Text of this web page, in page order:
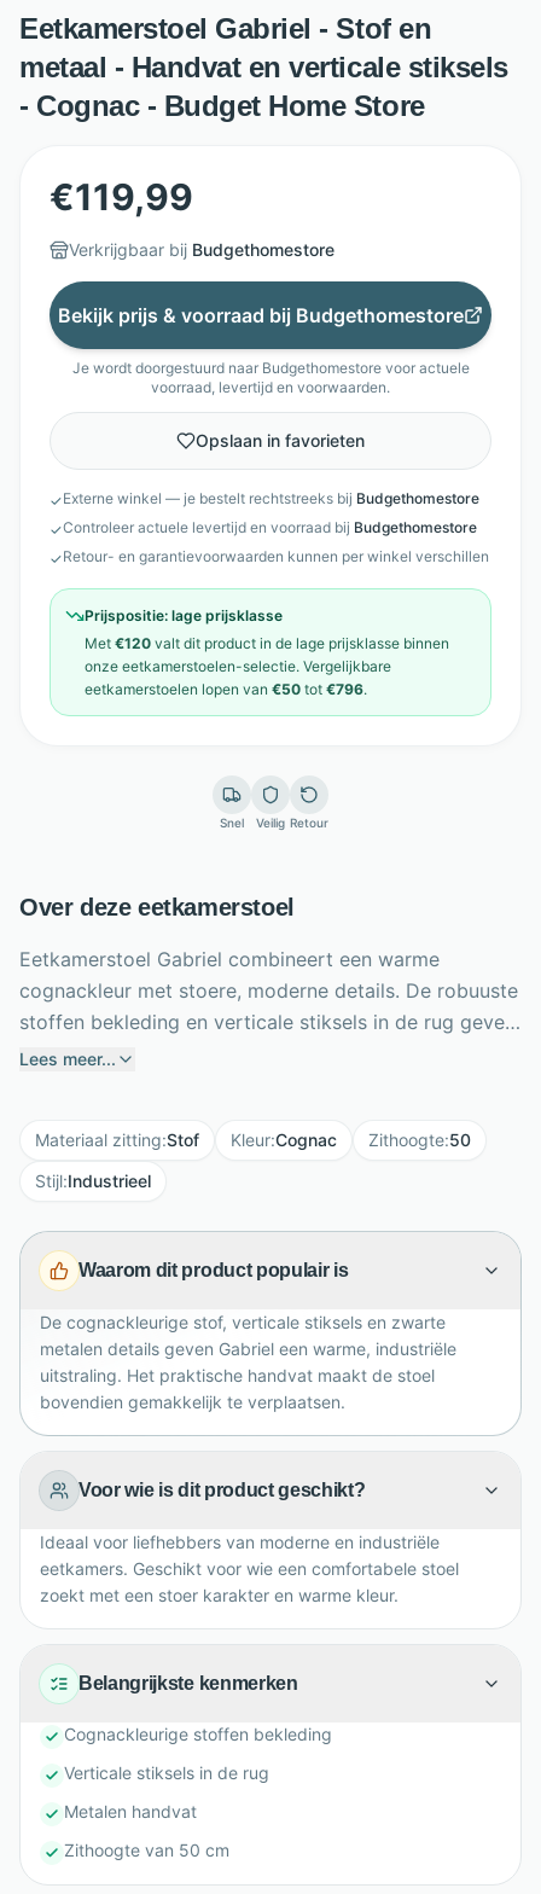
Eetkamerstoel Gabriel - Stof en
metaal - Handvat en verticale stiksels
- Cognac - Budget Home Store
€119,99
Verkrijgbaar bij Budgethomestore
Bekijk prijs & voorraad bij Budgethomestore
Je wordt doorgestuurd naar Budgethomestorevoor actuele
voorraad, levertijd en voorwaarden.
Opslaan in favorieten
✓Externe winkel — je bestelt rechtstreeks bij Budgethomestore
✓Controleer actuele levertijd en voorraad bij Budgethomestore
✓Retour- en garantievoorwaarden kunnen per winkel verschillen
Prijspositie: lage prijsklasse
Met €120 valt dit product in de lage prijsklasse binnen
onze eetkamerstoelen-selectie. Vergelijkbare
eetkamerstoelen lopen van €50 tot €796.
Snel Veilig Retour
Over deze eetkamerstoel
Eetkamerstoel Gabriel combineert een warme
cognackleur met stoere, moderne details. De robuuste
stoffen bekleding en verticale stiksels in de rug geven
de stoel een eigentijdse, industriële uitstraling. Dankzij
rug maakt verplaatsen eenvoudig en vormt tegelijk
een opvallend designdetail. De zwarte metalen poten
contrast met de cognackleurige zitting. Zo haal je een
comfortabele eetkamerstoel in huis die moeiteloos
tot lange, gezellige diners met familie en vrienden
thuis.
Lees meer...
Materiaal zitting:Stof Kleur:Cognac Zithoogte:50
Stijl:Industrieel
Waarom dit product populair is
De cognackleurige stof, verticale stiksels en zwarte
metalen details geven Gabriel een warme, industriële
uitstraling. Het praktische handvat maakt de stoel
bovendien gemakkelijk te verplaatsen.
Voor wie is dit product geschikt?
Ideaal voor liefhebbers van moderne en industriële
eetkamers. Geschikt voor wie een comfortabele stoel
zoekt met een stoer karakter en warme kleur.
Belangrijkste kenmerken
Cognackleurige stoffen bekleding
Verticale stiksels in de rug
Metalen handvat
Zithoogte van 50 cm